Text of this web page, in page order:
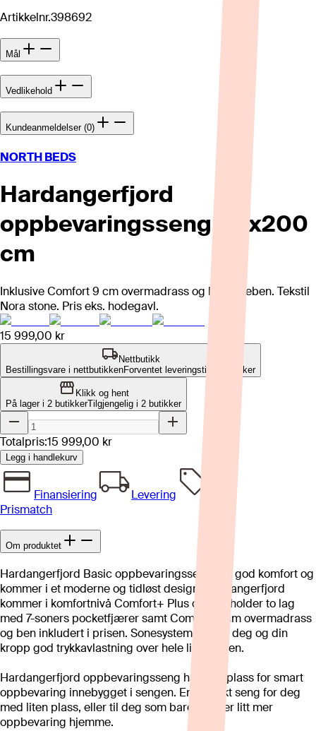
Artikkelnr.398692
Mål
Vedlikehold
Kundeanmeldelser (0)
NORTH BEDS
Hardangerfjord
oppbevaringsseng 80x200
cm
Inklusive Comfort 9 cm overmadrass og lyse eikeben. Tekstil
Nora stone. Pris eks. hodegavl.
15 999,00 kr
Nettbutikk
Bestillingsvare i nettbutikkenForventet leveringstid: 8-12 uker
Klikk og hent
På lager i 2 butikkerTilgjengelig i 2 butikker
Totalpris:15 999,00 kr
Legg i handlekurv
Finansiering
Levering
Prismatch
Om produktet
Hardangerfjord Basic oppbevaringsseng har god komfort og
kommer i et moderne og tidløst design. Hardangerfjord
kommer i komfortnivå Comfort+ Plus og inneholder to lag
med 7-soners pocketfjærer samt Comfort 9 cm overmadrass
og ben inkludert i prisen. Sonesystemet vil gi deg og din
kropp god trykkavlastning over hele liggeflaten.
Hardangerfjord oppbevaringsseng har god plass for smart
oppbevaring innebygget i sengen. En perfekt seng for deg
med liten plass, eller til deg som bare trenger litt mer
oppbevaring hjemme.